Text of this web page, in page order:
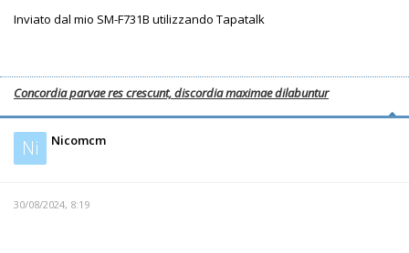
Inviato dal mio SM-F731B utilizzando Tapatalk
Concordia parvae res crescunt, discordia maximae dilabuntur
Ni Nicomcm
30/08/2024, 8:19